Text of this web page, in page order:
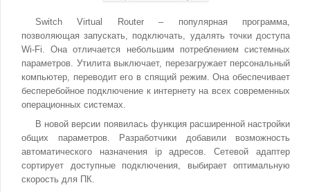
Switch Virtual Router – популярная программа,
позволяющая запускать, подключать, удалять точки доступа
Wi-Fi. Она отличается небольшим потреблением системных
параметров. Утилита выключает, перезагружает персональный
компьютер, переводит его в спящий режим. Она обеспечивает
бесперебойное подключение к интернету на всех современных
операционных системах.
В новой версии появилась функция расширенной настройки
общих параметров. Разработчики добавили возможность
автоматического назначения ip адресов. Сетевой адаптер
сортирует доступные подключения, выбирает оптимальную
скорость для ПК.